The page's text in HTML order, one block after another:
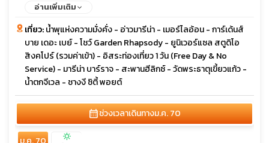
อ่านเพิ่มเติม
เที่ยว:น้ำพุแห่งความมั่งคั่ง - อ่าวมารีน่า - เมอร์ไลอ้อน - การ์เด้นส์
บาย เดอะ เบย์ - โชว์ Garden Rhapsody - ยูนิเวอร์แซล สตูดิโอ
สิงคโปร์ (รวมค่าเข้า) - อิสระท่องเที่ยว 1 วัน (Free Day & No
Service) - มารีน่า บาร์ราจ - สะพานฮีลิกซ์ - วัดพระธาตุเขี้ยวแก้ว -
น้ำตกจีเวล - ชางงี ซิตี้ พอยต์
calendar_monthช่วงเวลาเดินทางม.ค. 70
sunny